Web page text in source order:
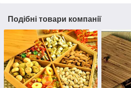
Подібні товари компанії